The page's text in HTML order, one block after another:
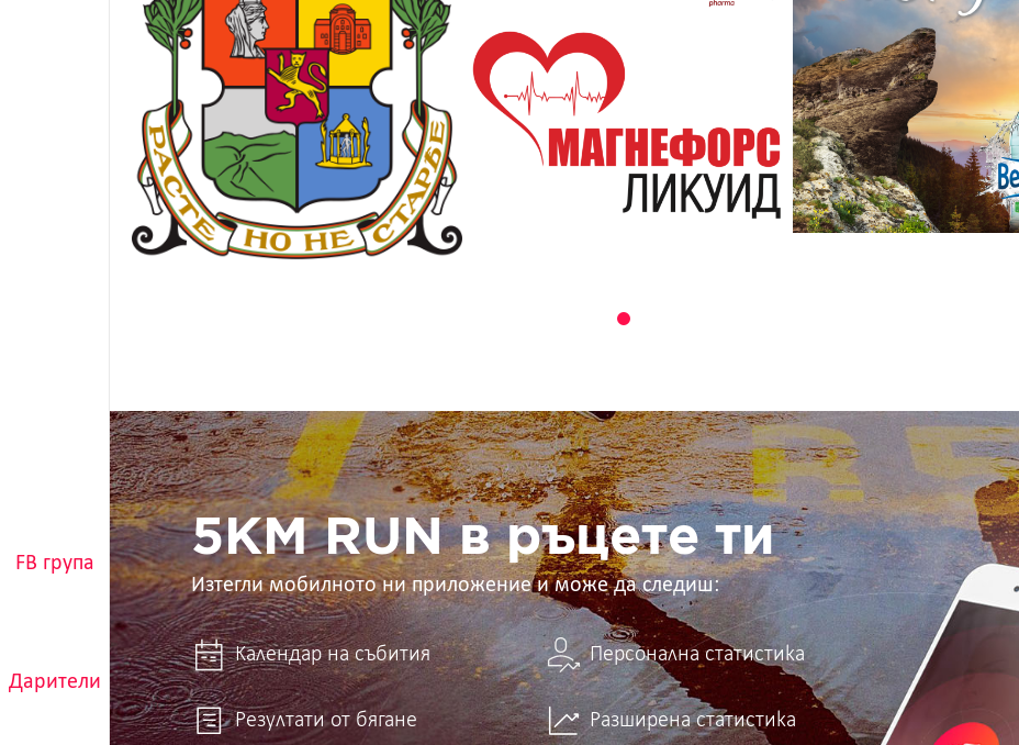
FB група
Дарители
5KM
RUN
в
ръцете
ти
5KM RUN в ръцете ти
Изтегли мобилното ни приложение и може да следиш:
Календар на събития Персонална статистика
Резултати от бягане Разширена статистика